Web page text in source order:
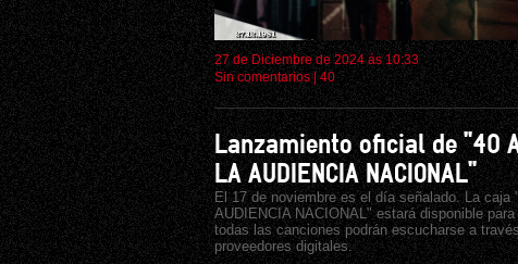
27 de Diciembre de 2024 ás 10:33
Sin comentarios| 40
Lanzamiento oficial de "40
LA AUDIENCIA NACIONAL"
El 17 de noviembre es el día señalado. La caja
AUDIENCIA NACIONAL" estará disponible
todas las canciones podrán escucharse a
proveedores digitales.